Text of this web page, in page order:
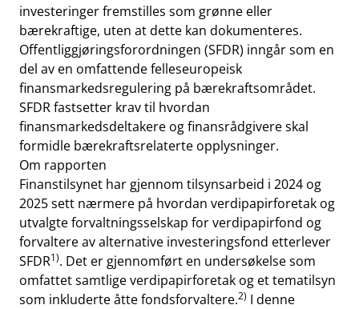
investeringer fremstilles som grønne eller
bærekraftige, uten at dette kan dokumenteres.
Offentliggjøringsforordningen (SFDR) inngår som en
del av en omfattende felleseuropeisk
finansmarkedsregulering på bærekraftsområdet.
SFDR fastsetter krav til hvordan
finansmarkedsdeltakere og finansrådgivere skal
formidle bærekraftsrelaterte opplysninger.
Om rapporten
Finanstilsynet har gjennom tilsynsarbeid i 2024 og
2025 sett nærmere på hvordan verdipapirforetak og
utvalgte forvaltningsselskap for verdipapirfond og
forvaltere av alternative investeringsfond etterlever
SFDR1). Det er gjennomført en undersøkelse som
omfattet samtlige verdipapirforetak og et tematilsyn
som inkluderte åtte fondsforvaltere.2) I denne